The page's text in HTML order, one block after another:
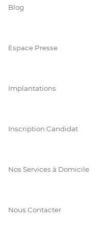
Blog
Espace Presse
Implantations
Inscription Candidat
Nos Services à Domicile
Nous Contacter